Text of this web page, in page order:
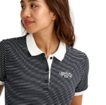
合わせ